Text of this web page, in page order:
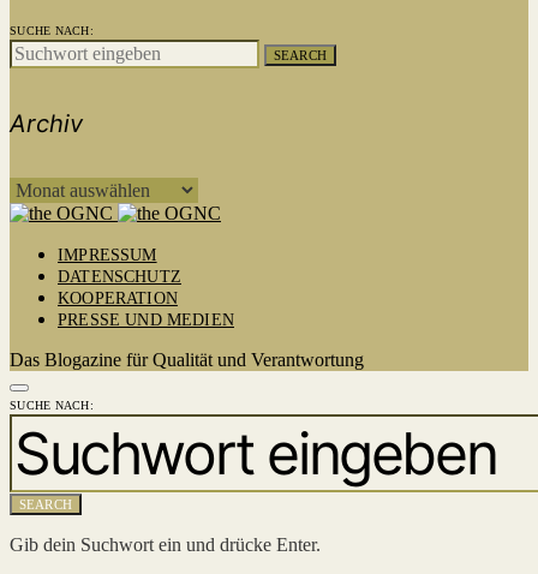
SUCHE NACH:
SEARCH
Archiv
ARCHIV
IMPRESSUM
DATENSCHUTZ
KOOPERATION
PRESSE UND MEDIEN
Das Blogazine für Qualität und Verantwortung
SUCHE NACH:
SEARCH
Gib dein Suchwort ein und drücke Enter.